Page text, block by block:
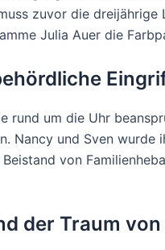
zuvor die
Julia Auer die
rund um die Uhr
Nancy und Sven
von
der Traum